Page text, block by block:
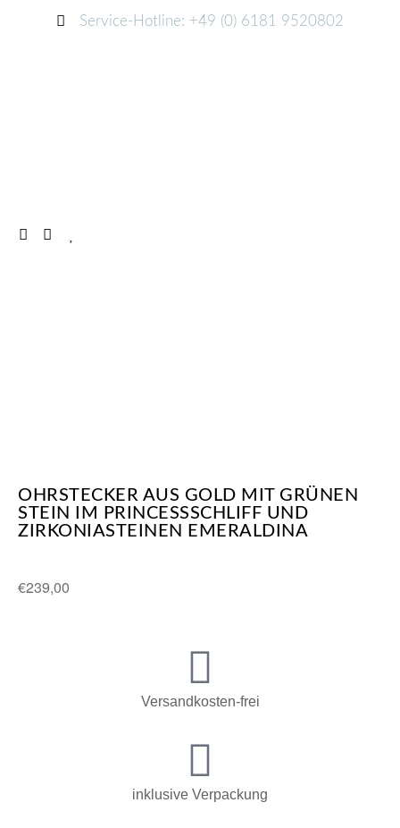
Service-Hotline: +49 (0) 6181 9520802
OHRSTECKER AUS GOLD MIT GRÜNEN
STEIN IM PRINCESSSCHLIFF UND
ZIRKONIASTEINEN EMERALDINA
€239,00
Versandkosten-frei
inklusive Verpackung